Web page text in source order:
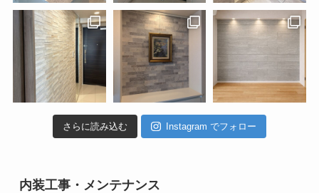
さらに読み込む Instagram でフォロー
内装工事・メンテナンス